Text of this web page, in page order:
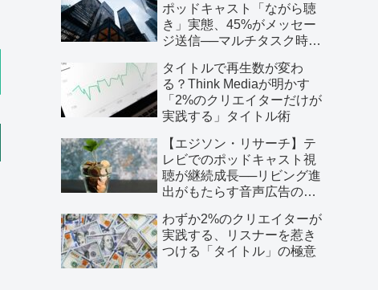
ポッドキャスト「ながら聴
き」実態、45%がメッセー
ジ送信──マルチタスク時代
タイトルで再生数が変わ
る？Think Mediaが明かす
「2%のクリエイターだけが
実践する」タイトル術
【エジソン・リサーチ】テ
レビでのポッドキャスト視
聴が継続成長──リビング進
出がもたらす音声広告の新
わずか2%のクリエイターが
実践する、リスナーを惹き
つける「タイトル」の極意